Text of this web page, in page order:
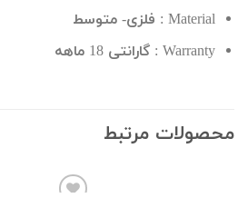
Material : فلزی- متوسط
Warranty : گارانتی 18 ماهه
محصولات مرتبط